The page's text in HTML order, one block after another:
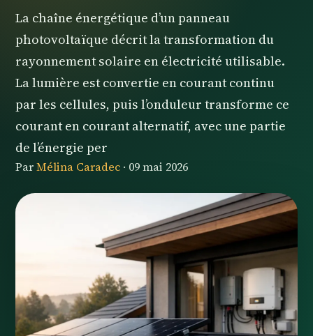
La chaîne énergétique d’un panneau
photovoltaïque décrit la transformation du
rayonnement solaire en électricité utilisable.
La lumière est convertie en courant continu
par les cellules, puis l’onduleur transforme ce
courant en courant alternatif, avec une partie
de l’énergie per
ParMélina Caradec · 09 mai 2026